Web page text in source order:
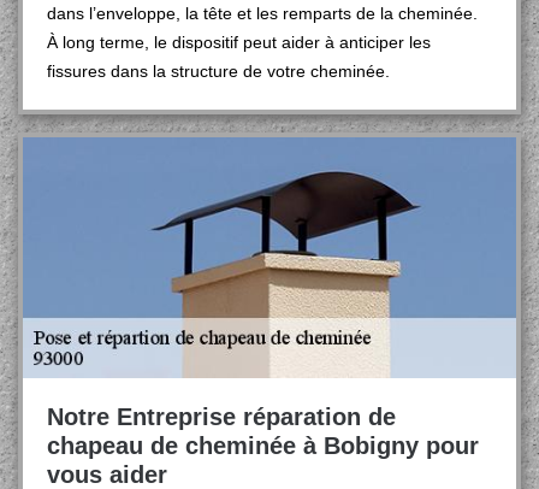
dans l’enveloppe, la tête et les remparts de la cheminée.
À long terme, le dispositif peut aider à anticiper les
fissures dans la structure de votre cheminée.
Notre Entreprise réparation de
chapeau de cheminée à Bobigny pour
vous aider